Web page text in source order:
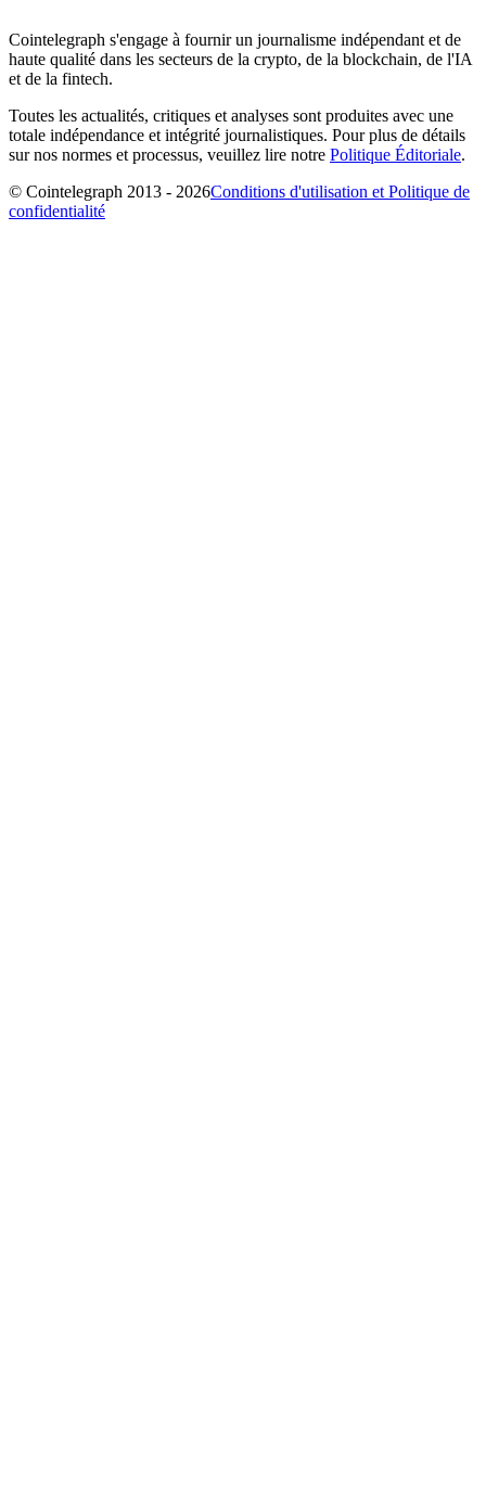
Cointelegraph s'engage à fournir un journalisme indépendant et de
haute qualité dans les secteurs de la crypto, de la blockchain, de l'IA
et de la fintech.
Toutes les actualités, critiques et analyses sont produites avec une
totale indépendance et intégrité journalistiques. Pour plus de détails
sur nos normes et processus, veuillez lire notre Politique Éditoriale.
© Cointelegraph 2013 - 2026Conditions d'utilisation et Politique de
confidentialité